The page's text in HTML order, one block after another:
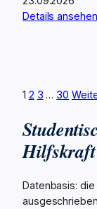
Details
1 2 3 … 30
Datenbasis: die